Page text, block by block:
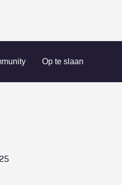
Op te slaan